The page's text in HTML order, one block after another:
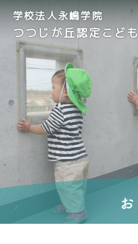
学校法人永嶋学院
つつじが丘認定こど